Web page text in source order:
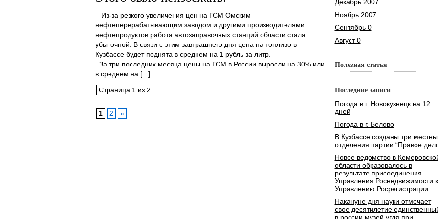
Из-за резкого увеличения цен на ГСМ Омским
нефтеперерабатывающим заводом и другими производителями
нефтепродуктов работа автозаправочных станций области стала
убыточной. В связи с этим завтрашнего дня цена на топливо в
Кузбассе будет поднята в среднем на 1 рубль за литр.
За три последних месяца цены на ГСМ в России выросли на 30% или
в среднем на [...]
Страница 1 из 2
1 2 »
Декабрь 2007
Ноябрь 2007
Сентябрь 0
Август 0
Полезная статья
Последние записи
Погода в г. Новокузнецк на 12
дней
Погода в г. Белово
В Кузбассе созданы три
отделения партии “Правое
Новое ведомство в
области образовалось в
результате присоединения
Управления Роснедвижимости к
Управлению Росрегистрации.
Накануне дня науки отмечает
свое десятилетие
в россии музей угля при